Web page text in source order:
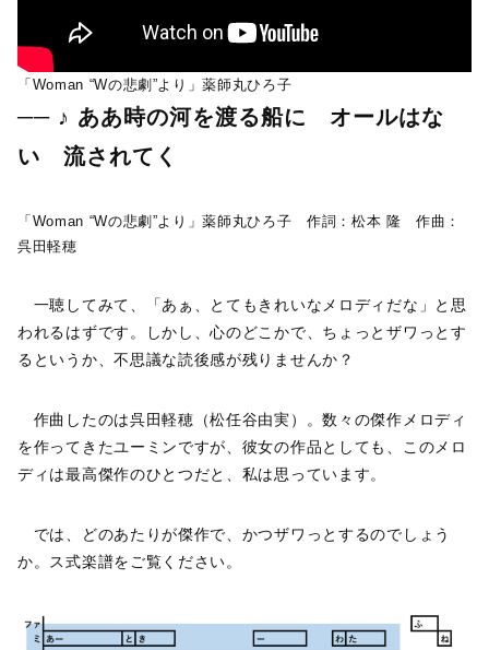
「Woman “Wの悲劇”より」薬師丸ひろ子
── ♪ ああ時の河を渡る船に オールはな
い 流されてく
「Woman “Wの悲劇”より」薬師丸ひろ子 作詞：松本 隆 作曲：
呉田軽穂
一聴してみて、「あぁ、とてもきれいなメロディだな」と思
われるはずです。しかし、心のどこかで、ちょっとザワっとす
るというか、不思議な読後感が残りませんか？
作曲したのは呉田軽穂（松任谷由実）。数々の傑作メロディ
を作ってきたユーミンですが、彼女の作品としても、このメロ
ディは最高傑作のひとつだと、私は思っています。
では、どのあたりが傑作で、かつザワっとするのでしょう
か。ス式楽譜をご覧ください。